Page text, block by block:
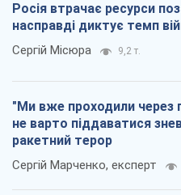
Росія втрачає ресурси
насправді диктує темп
Сергій Місюра 9,2 т.
"Ми вже проходили через
не варто піддаватися
ракетний терор
Сергій Марченко, експерт